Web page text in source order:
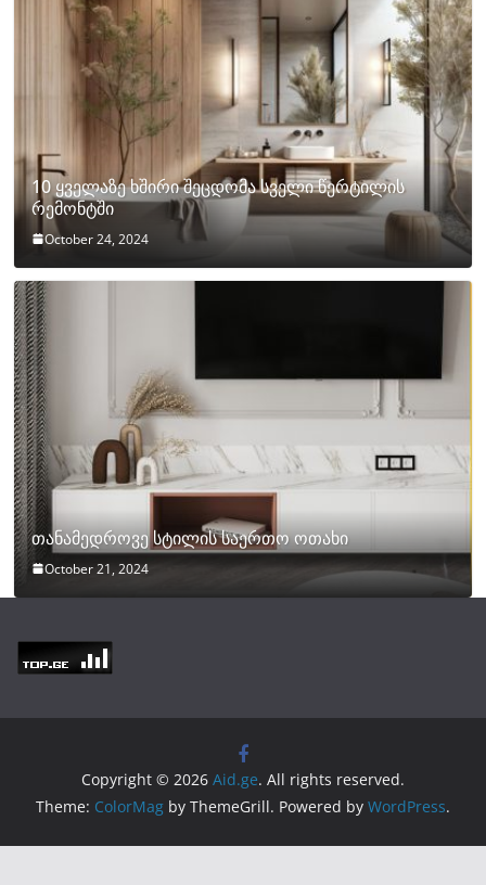
10 ყველაზე ხშირი შეცდომა სველი წერტილის
რემონტში
October 24, 2024
თანამედროვე სტილის საერთო ოთახი
October 21, 2024
Copyright © 2026 Aid.ge. All rights reserved.
Theme: ColorMag by ThemeGrill. Powered by WordPress.